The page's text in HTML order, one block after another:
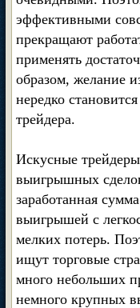
эффективными
прекращают
применять
образом, желание
нередко
трейдера.
Искусные
выигрышных
заработанная
выигрышей с
мелких потерь.
ищут торговые
много небольших
немного крупных